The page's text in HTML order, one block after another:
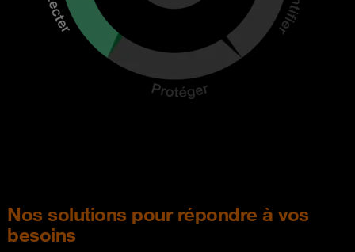
Nos solutions pour répondre à vos
besoins